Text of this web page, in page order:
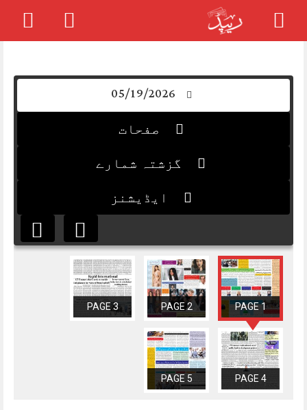
05/19/2026
صفحات
گزشتہ شمارے
ایڈیشنز
PAGE 1
PAGE 2
PAGE 3
PAGE 4
PAGE 5